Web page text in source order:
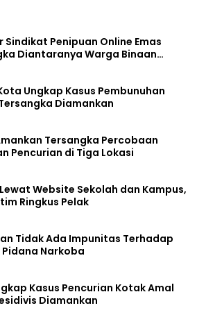
Penipuan Online Emas
Diantaranya Warga Binaan
Ungkap Kasus Pembunuhan
Diamankan
Tersangka Percobaan
Pencurian di Tiga Lokasi
Website Sekolah dan Kampus,
Ringkus Pelak
Tidak Ada Impunitas Terhadap
Narkoba
Kasus Pencurian Kotak Amal
Diamankan